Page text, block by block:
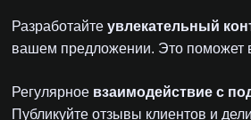
Разработайте увлекательный
вашем предложении. Это поможет
Регулярное взаимодействие с
Публикуйте отзывы клиентов и